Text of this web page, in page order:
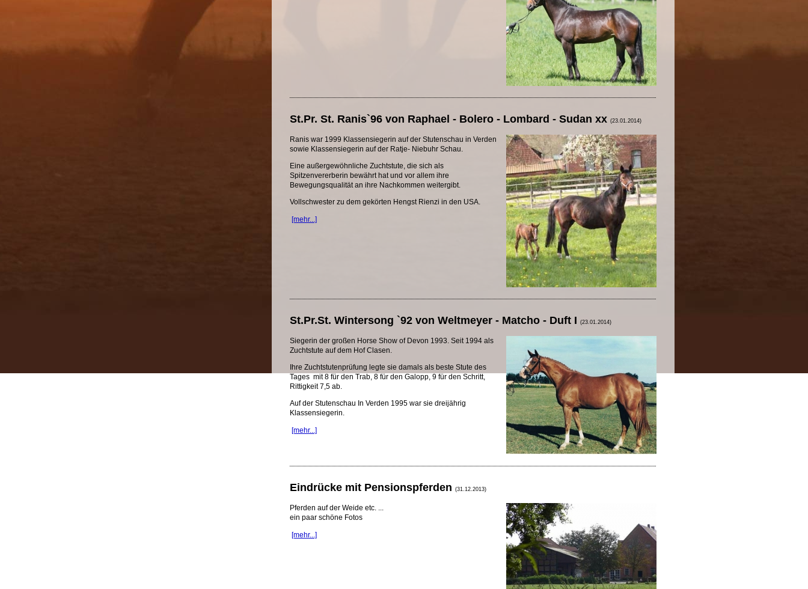
St.Pr. St. Ranis`96 von Raphael - Bolero - Lombard - Sudan xx (23.01.2014)
Ranis war 1999 Klassensiegerin auf der Stutenschau in Verden
sowie Klassensiegerin auf der Ratje- Niebuhr Schau.
Eine außergewöhnliche Zuchtstute, die sich als
Spitzenvererberin bewährt hat und vor allem ihre
Bewegungsqualität an ihre Nachkommen weitergibt.
Vollschwester zu dem gekörten Hengst Rienzi in den USA.
[mehr...]
St.Pr.St. Wintersong `92 von Weltmeyer - Matcho - Duft I (23.01.2014)
Siegerin der großen Horse Show of Devon 1993. Seit 1994 als
Zuchtstute auf dem Hof Clasen.
Ihre Zuchtstutenprüfung legte sie damals als beste Stute des
Tages mit 8 für den Trab, 8 für den Galopp, 9 für den Schritt,
Rittigkeit 7,5 ab.
Auf der Stutenschau In Verden 1995 war sie dreijährig
Klassensiegerin.
[mehr...]
Eindrücke mit Pensionspferden (31.12.2013)
Pferden auf der Weide etc. ...
ein paar schöne Fotos
[mehr...]